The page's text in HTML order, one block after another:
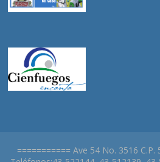
=========== Ave 54 No. 3516